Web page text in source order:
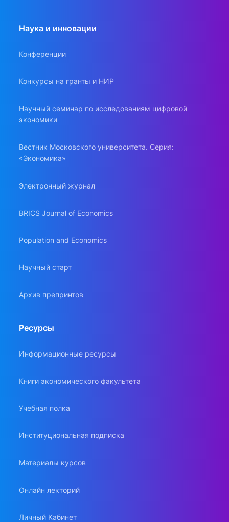
Наука и инновации
Конференции
Конкурсы на гранты и НИР
Научный семинар по исследованиям цифровой
экономики
Вестник Московского университета. Серия:
«Экономика»
Электронный журнал
BRICS Journal of Economics
Population and Economics
Научный старт
Архив препринтов
Ресурсы
Информационные ресурсы
Книги экономического факультета
Учебная полка
Институциональная подписка
Материалы курсов
Онлайн лекторий
Личный Кабинет